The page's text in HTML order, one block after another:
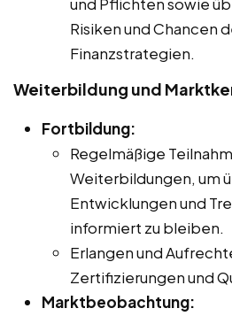
und Pflichten sowie
Risiken und Chancen
Finanzstrategien.
Weiterbildung und
Fortbildung:
Regelmäßige
Weiterbildungen, um
Entwicklungen und
informiert zu bleiben.
Erlangen und
Zertifizierungen und
Marktbeobachtung: